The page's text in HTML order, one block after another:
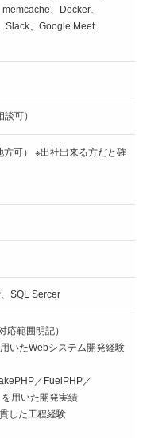
、Docker、
Slack、Google Meet
可）
方可） ※出社出来る方だと確
SQL Sercer
応範囲明記）
いたWebシステム開発経験
／FuelPHP／
用いた開発実績
した工程経験